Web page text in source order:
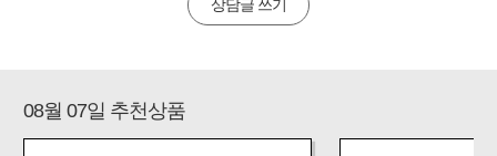
상담글 쓰기
08월 07일 추천상품